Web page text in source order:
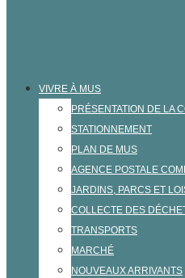
VIVRE À MUS
PRÉSENTATION DE LA
STATIONNEMENT
PLAN DE MUS
AGENCE POSTALE
JARDINS, PARCS ET
COLLECTE DES
TRANSPORTS
MARCHÉ
NOUVEAUX ARRIVANTS